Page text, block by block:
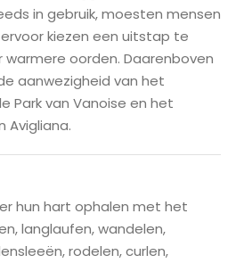
in gebruik, moesten mensen
kiezen een uitstap te
warmere oorden. Daarenboven
aanwezigheid van het
Park van Vanoise en het
Avigliana.
hun hart ophalen met het
langlaufen, wandelen,
rodelen, curlen,